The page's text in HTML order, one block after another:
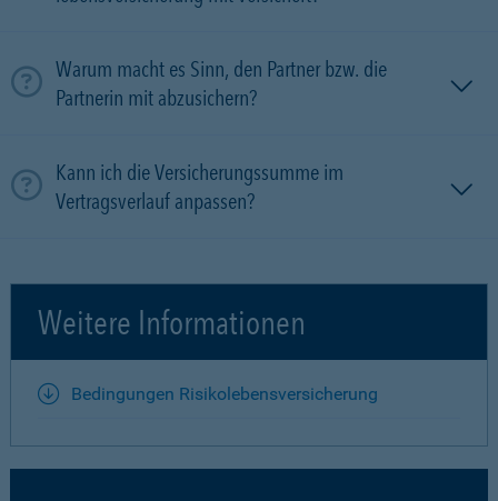
Warum macht es Sinn, den Partner bzw. die
Partnerin mit ab­zu­sichern?
Kann ich die Versicherungssumme im
Vertragsverlauf anpassen?
Weitere Informationen
Bedingungen Risikolebensversicherung